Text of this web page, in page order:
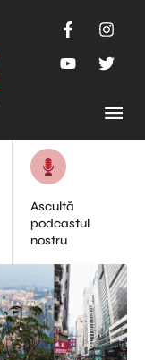
Ascultă
podcastul
nostru